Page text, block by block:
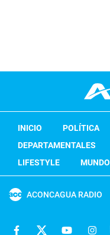
INICIO POLÍTICA
DEPARTAMENTALES
LIFESTYLE
MUNDO
ACONCAGUA RADIO